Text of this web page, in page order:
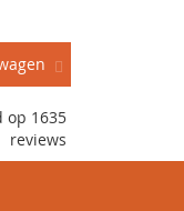
op 1635
reviews